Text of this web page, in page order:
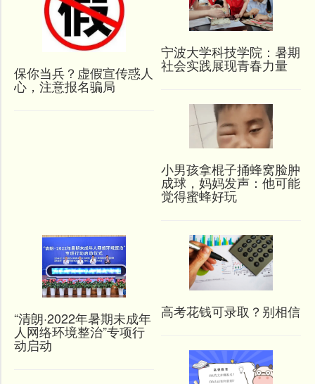
保你当兵？虚假宣传惑人
心，注意报名骗局
宁波大学科技学院：暑期
社会实践展现青春力量
小男孩拿棍子捅蜂窝脸肿
成球，妈妈发声：他可能
觉得蜜蜂好玩
“清朗·2022年暑期未成年
人网络环境整治”专项行
动启动
高考花钱可录取？别相信